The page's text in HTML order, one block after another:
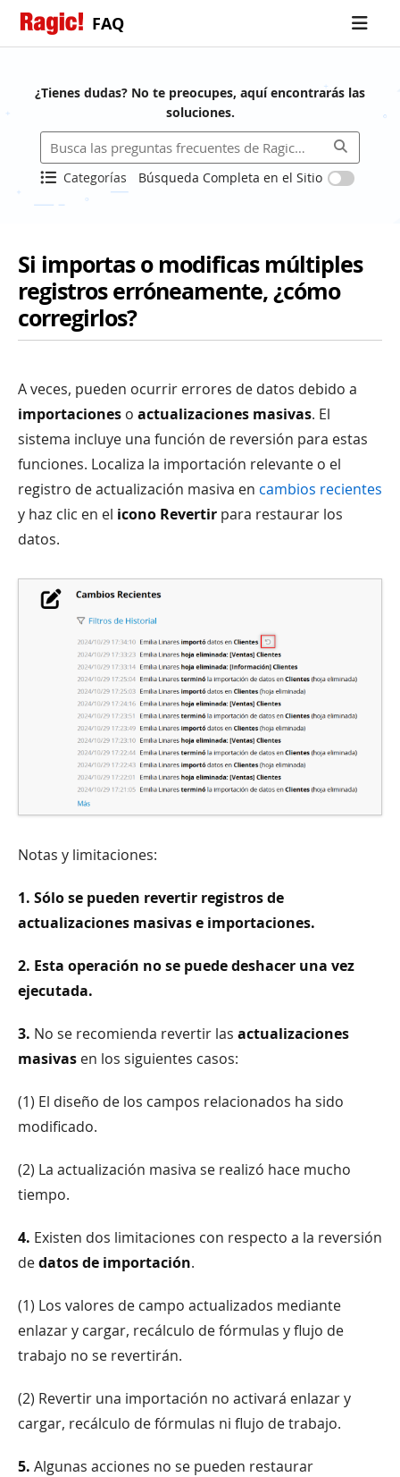
FAQ
¿Tienes dudas? No te preocupes, aquí encontrarás las
soluciones.
Categorías Búsqueda Completa en el Sitio
Si importas o modificas múltiples
registros erróneamente, ¿cómo
corregirlos?
A veces, pueden ocurrir errores de datos debido a
importaciones o actualizaciones masivas. El
sistema incluye una función de reversión para estas
funciones. Localiza la importación relevante o el
registro de actualización masiva en cambios recientes
y haz clic en el icono Revertir para restaurar los
datos.
Notas y limitaciones:
1. Sólo se pueden revertir registros de
actualizaciones masivas e importaciones.
2. Esta operación no se puede deshacer una vez
ejecutada.
3. No se recomienda revertir las actualizaciones
masivas en los siguientes casos:
(1) El diseño de los campos relacionados ha sido
modificado.
(2) La actualización masiva se realizó hace mucho
tiempo.
4. Existen dos limitaciones con respecto a la reversión
dedatos de importación.
(1) Los valores de campo actualizados mediante
enlazar y cargar, recálculo de fórmulas y flujo de
trabajo no se revertirán.
(2) Revertir una importación no activará enlazar y
cargar, recálculo de fórmulas ni flujo de trabajo.
5. Algunas acciones no se pueden restaurar